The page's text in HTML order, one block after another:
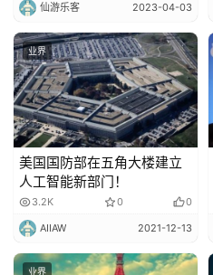
仙游乐客 2023-04-03
业界
美国国防部在五角大楼建立
人工智能新部门！
3.2K 0 0
AIIAW 2021-12-13
业界